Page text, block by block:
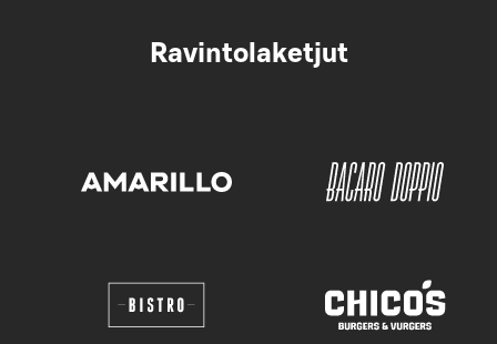
Ravintolaketjut